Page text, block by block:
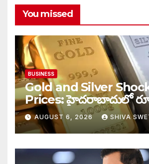
You missed
BUSINESS
Gold and Silver
Prices: హైదరాబాదులో
900 పెరిగిన తులం రేటు…
AUGUST 6, 2026 SHIVA